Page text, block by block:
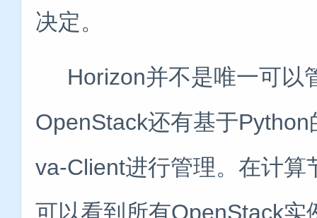
决定。
Horizon并不是唯一可以
OpenStack还有基于
va-Client进行管理。在计
可以看到所有OpenStack